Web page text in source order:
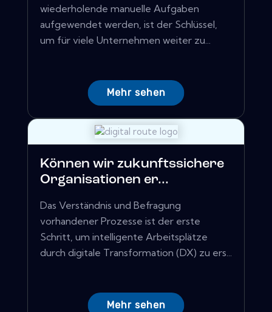
wiederholende manuelle Aufgaben
aufgewendet werden, ist der Schlüssel,
um für viele Unternehmen weiter zu...
Mehr sehen
Können wir zukunftssichere
Organisationen er...
Das Verständnis und Befragung
vorhandener Prozesse ist der erste
Schritt, um intelligente Arbeitsplätze
durch digitale Transformation (DX) zu ers...
Mehr sehen